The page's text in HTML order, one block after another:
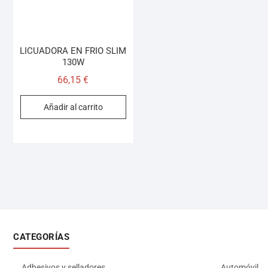
LICUADORA EN FRIO SLIM
130W
66,15€
Añadir al carrito
CATEGORÍAS